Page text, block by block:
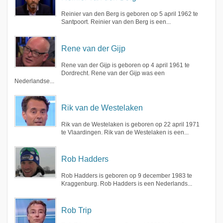
Reinier van den Berg is geboren op 5 april 1962 te
Santpoort. Reinier van den Berg is een...
Rene van der Gijp
Rene van der Gijp is geboren op 4 april 1961 te
Dordrecht. Rene van der Gijp was een
Nederlandse...
Rik van de Westelaken
Rik van de Westelaken is geboren op 22 april 1971
te Vlaardingen. Rik van de Westelaken is een...
Rob Hadders
Rob Hadders is geboren op 9 december 1983 te
Kraggenburg. Rob Hadders is een Nederlands...
Rob Trip